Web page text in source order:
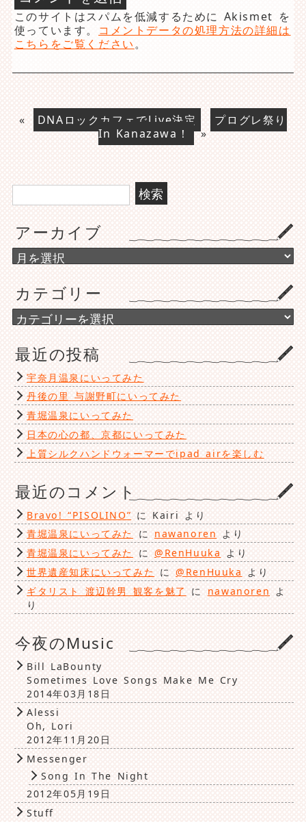
このサイトはスパムを低減するために Akismet を
使っています。 コメントデータの処理方法の詳細は
こちらをご覧ください。
« DNAロックカフェでLive決定
プログレ祭り
In Kanazawa！
»
検
索:
アーカイブ
ア
ー
イ
ブ
カテゴリー
カ
テ
リ
ー
最近の投稿
宇奈月温泉にいってみた
丹後の里 与謝野町にいってみた
青堀温泉にいってみた
日本の心の都、京都にいってみた
上質シルクハンドウォーマーでipad airを楽しむ
最近のコメント
Bravo! “PISOLINO” に Kairi
より
青堀温泉にいってみた
に nawanoren より
青堀温泉にいってみた
に @RenHuuka より
世界遺産知床にいってみた に@RenHuuka より
ギタリスト 渡辺幹男 観客を魅了
に nawanoren よ
り
今夜のMusic
Bill LaBounty
Sometimes Love Songs Make Me Cry
2014年03月18日
Alessi
Oh, Lori
2012年11月20日
Messenger
Song In The Night
2012年05月19日
Stuff